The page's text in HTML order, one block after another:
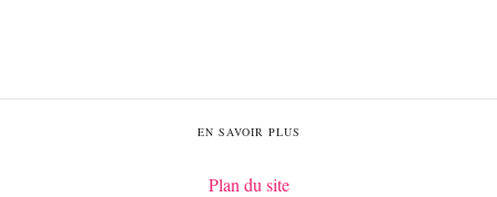
EN SAVOIR PLUS
Plan du site